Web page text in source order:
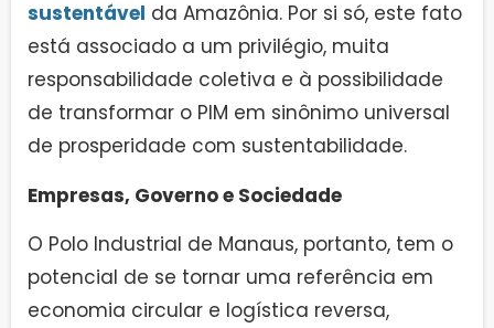
sustentável da Amazônia. Por si só, este fato
está associado a um privilégio, muita
responsabilidade coletiva e à possibilidade
de transformar o PIM em sinônimo universal
de prosperidade com sustentabilidade.
Empresas, Governo e Sociedade
O Polo Industrial de Manaus, portanto, tem o
potencial de se tornar uma referência em
economia circular e logística reversa,